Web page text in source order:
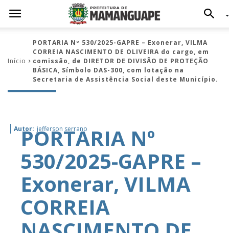
Início
PORTARIA Nº 530/2025-GAPRE – Exonerar, VILMA
CORREIA NASCIMENTO DE OLIVEIRA do cargo, em
comissão, de DIRETOR DE DIVISÃO DE PROTEÇÃO
BÁSICA, Símbolo DAS-300, com lotação na
Secretaria de Assistência Social deste Município.
Autor: jefferson serrano
PORTARIA Nº
530/2025-GAPRE –
Exonerar, VILMA
CORREIA